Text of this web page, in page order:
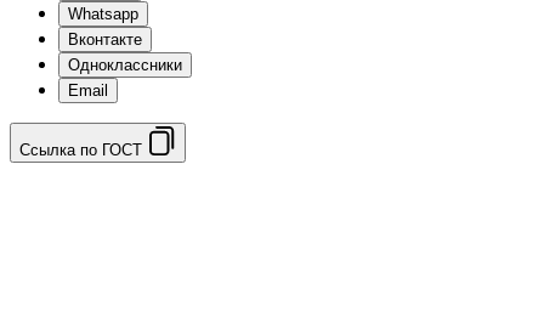
Whatsapp
Вконтакте
Одноклассники
Email
Ссылка по ГОСТ